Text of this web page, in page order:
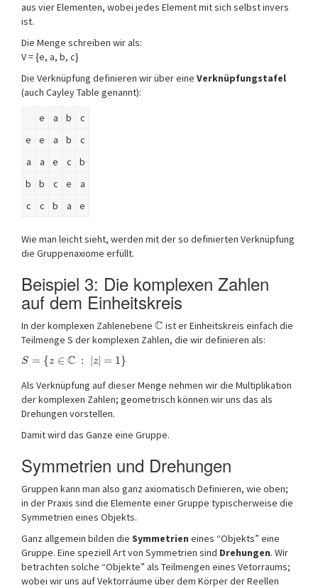
aus vier Elementen, wobei jedes Element mit sich selbst invers
ist.
Die Menge schreiben wir als:
V = {e, a, b, c}
Die Verknüpfung definieren wir über eine Verknüpfungstafel
(auch Cayley Table genannt):
e
a b
c
e
e a b
c
a
a e c
b
b
b c e
a
c
c b a e
Wie man leicht sieht, werden mit der so definierten Verknüpfung
die Gruppenaxiome erfüllt.
Beispiel 3: Die komplexen Zahlen
auf dem Einheitskreis
In der komplexen Zahlenebene C ist er Einheitskreis einfach die
Teilmenge S der komplexen Zahlen, die wir definieren als:
S = {z ∈ C : |z| = 1}
Als Verknüpfung auf dieser Menge nehmen wir die Multiplikation
der komplexen Zahlen; geometrisch können wir uns das als
Drehungen vorstellen.
Damit wird das Ganze eine Gruppe.
Symmetrien und Drehungen
Gruppen kann man also ganz axiomatisch Definieren, wie oben;
in der Praxis sind die Elemente einer Gruppe typischerweise die
Symmetrien eines Objekts.
Ganz allgemein bilden die Symmetrien eines “Objekts” eine
Gruppe. Eine speziell Art von Symmetrien sind Drehungen. Wir
betrachten solche “Objekte” als Teilmengen eines Vetorraums;
wobei wir uns auf Vektorräume über dem Körper der Reellen